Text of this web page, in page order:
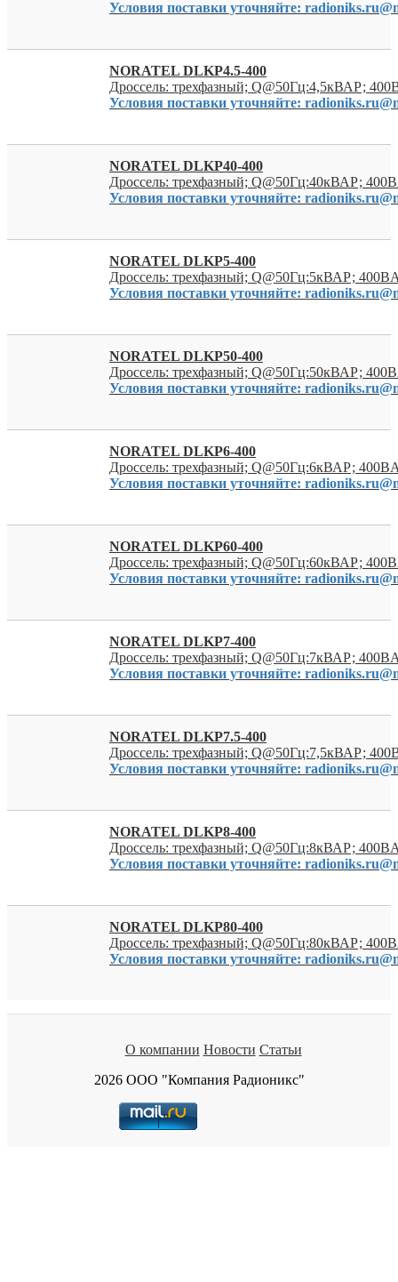
Условия поставки уточняйте:
NORATEL DLKP4.5-400
Дроссель: трехфазный; Q@50Гц:4,5кВАР;
Условия поставки уточняйте:
NORATEL DLKP40-400
Дроссель: трехфазный; Q@50Гц:40кВАР;
Условия поставки уточняйте:
NORATEL DLKP5-400
Дроссель: трехфазный; Q@50Гц:5кВАР;
Условия поставки уточняйте:
NORATEL DLKP50-400
Дроссель: трехфазный; Q@50Гц:50кВАР;
Условия поставки уточняйте:
NORATEL DLKP6-400
Дроссель: трехфазный; Q@50Гц:6кВАР;
Условия поставки уточняйте:
NORATEL DLKP60-400
Дроссель: трехфазный; Q@50Гц:60кВАР;
Условия поставки уточняйте:
NORATEL DLKP7-400
Дроссель: трехфазный; Q@50Гц:7кВАР;
Условия поставки уточняйте:
NORATEL DLKP7.5-400
Дроссель: трехфазный; Q@50Гц:7,5кВАР;
Условия поставки уточняйте:
NORATEL DLKP8-400
Дроссель: трехфазный; Q@50Гц:8кВАР;
Условия поставки уточняйте:
NORATEL DLKP80-400
Дроссель: трехфазный; Q@50Гц:80кВАР;
Условия поставки уточняйте:
О компании Новости Статьи
2026 ООО "Компания Радионикс"